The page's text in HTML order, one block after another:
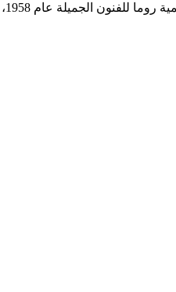
معهد الفنون الجميلة التابع لوزارة الثقافة والذي خرّج أجيالا من الفنانين التشكيليين الأردنيين.